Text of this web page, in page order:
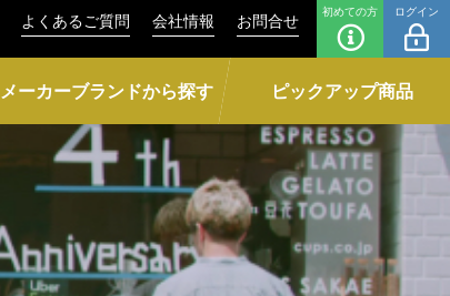
よくあるご質問 会社情報 お問合せ 初めての方 ログイン
メーカーブランドから探す ピックアップ商品